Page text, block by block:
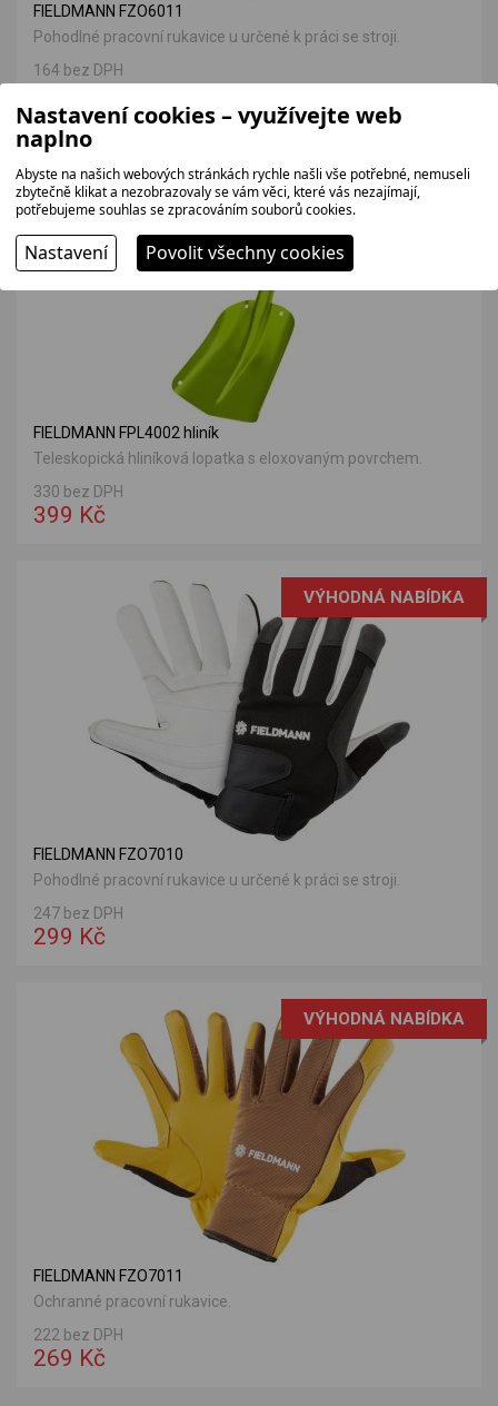
FIELDMANN FZO6011
Pohodlné pracovní rukavice u určené k práci se stroji.
164 bez DPH
VÝHODNÁ NABÍDKA
FIELDMANN FPL4002 hliník
Teleskopická hliníková lopatka s eloxovaným povrchem.
330 bez DPH
399 Kč
VÝHODNÁ NABÍDKA
FIELDMANN FZO7010
Pohodlné pracovní rukavice u určené k práci se stroji.
247 bez DPH
299 Kč
VÝHODNÁ NABÍDKA
FIELDMANN FZO7011
Ochranné pracovní rukavice.
222 bez DPH
269 Kč
Nastavení cookies – využívejte web
naplno
Abyste na našich webových stránkách rychle našli vše potřebné, nemuseli
zbytečně klikat a nezobrazovaly se vám věci, které vás nezajímají,
potřebujeme souhlas se zpracováním souborů cookies.
Nastavení Povolit všechny cookies